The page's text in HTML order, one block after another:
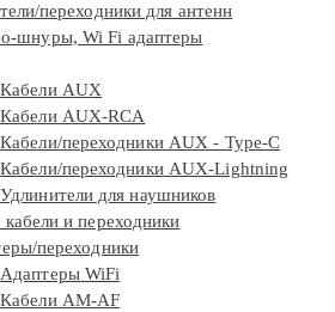
переходники для антенн
шнуры, Wi Fi адаптеры
Кабели AUX
Кабели AUX-RCA
Кабели/переходники AUX - Type-C
Кабели/переходники AUX-Lightning
Удлинители для наушников
и переходники
переходники
Адаптеры WiFi
Кабели AM-AF